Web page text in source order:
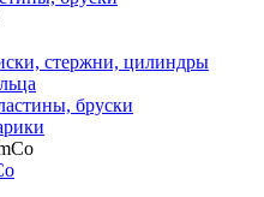
стержни, цилиндры
бруски